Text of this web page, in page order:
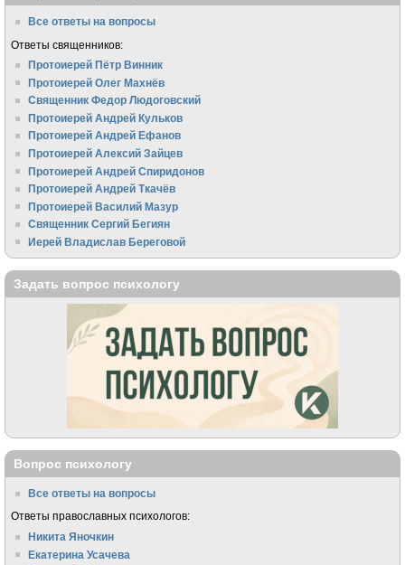
Все ответы на вопросы
Ответы священников:
Протоиерей Пётр Винник
Протоиерей Олег Махнёв
Священник Федор Людоговский
Протоиерей Андрей Кульков
Протоиерей Андрей Ефанов
Протоиерей Алексий Зайцев
Протоиерей Андрей Спиридонов
Протоиерей Андрей Ткачёв
Протоиерей Василий Мазур
Священник Сергий Бегиян
Иерей Владислав Береговой
Задать вопрос психологу
Вопрос психологу
Все ответы на вопросы
Ответы православных психологов:
Никита Яночкин
Екатерина Усачева